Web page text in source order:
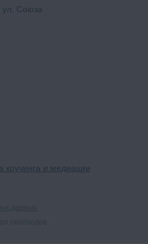
ул. Союза
коучинга и медиации